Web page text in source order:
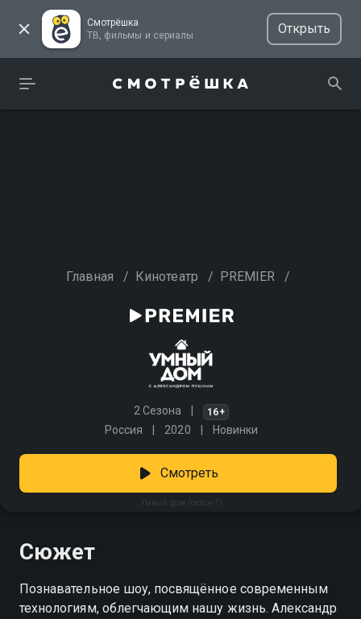
Смотрёшка
ТВ, фильмы и сериалы
Открыть
Главная / Кинотеатр / PREMIER /
2 Сезона 16+
Россия 2020 Новинки
Умный дом (сезон 1)
Смотреть
Сюжет
Познавательное шоу, посвящённое современным
технологиям, облегчающим нашу жизнь. Александр